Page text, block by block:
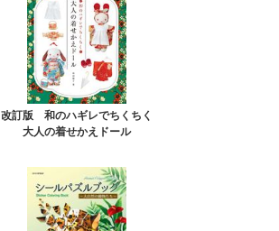
改訂版 和のハギレでちくちく
大人の着せかえドール